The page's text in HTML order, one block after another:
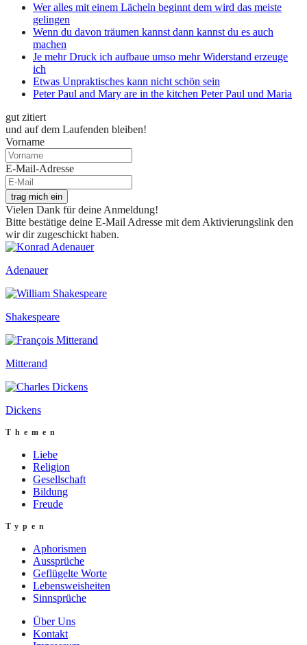
Wer alles mit einem Lächeln beginnt dem wird das meiste
gelingen
Wenn du davon träumen kannst dann kannst du es auch
machen
Je mehr Druck ich aufbaue umso mehr Widerstand erzeuge
ich
Etwas Unpraktisches kann nicht schön sein
Peter Paul and Mary are in the kitchen Peter Paul und Maria
gut zitiert
und auf dem Laufenden bleiben!
Vorname
E-Mail-Adresse
trag mich ein
Vielen Dank für deine Anmeldung!
Bitte bestätige deine E-Mail Adresse mit dem Aktivierungslink den
wir dir zugeschickt haben.
Adenauer
Shakespeare
Mitterand
Dickens
Themen
Liebe
Religion
Gesellschaft
Bildung
Freude
Typen
Aphorismen
Aussprüche
Geflügelte Worte
Lebensweisheiten
Sinnsprüche
Über Uns
Kontakt